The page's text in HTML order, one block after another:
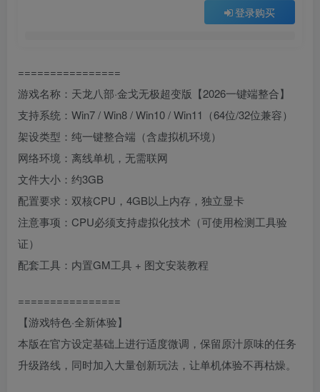
登录购买
================
游戏名称：天龙八部·金戈无极超变版【2026一键端整合】
支持系统：Win7 / Win8 / Win10 / Win11（64位/32位兼容）
架设类型：纯一键整合端（含虚拟机环境）
网络环境：离线单机，无需联网
文件大小：约3GB
配置要求：双核CPU，4GB以上内存，独立显卡
注意事项：CPU必须支持虚拟化技术（可使用检测工具验
证）
配套工具：内置GM工具 + 图文安装教程
================
【游戏特色·全新体验】
本版在官方设定基础上进行适度微调，保留原汁原味的任务
升级路线，同时加入大量创新玩法，让单机体验不再枯燥。